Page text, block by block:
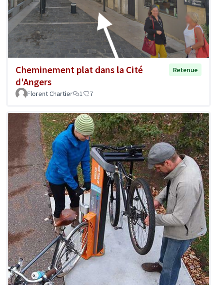
Cheminement plat dans la Cité
d'Angers
Retenue
Florent Chartier 1 7